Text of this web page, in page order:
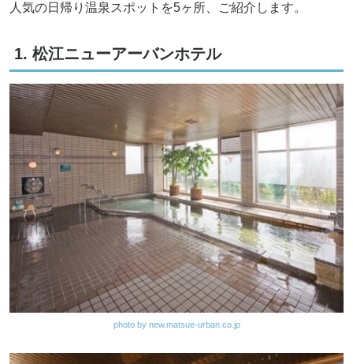
人気の日帰り温泉スポットを5ヶ所、ご紹介します。
1. 松江ニューアーバンホテル
photo by new.matsue-urban.co.jp